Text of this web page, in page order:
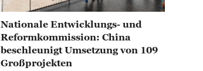
Nationale Entwicklungs- und
Reformkommission: China
beschleunigt Umsetzung von 109
Großprojekten